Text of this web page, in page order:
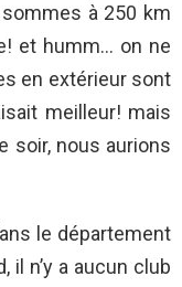
à 250 km
et humm… on ne
en extérieur sont
meilleur! mais
soir, nous aurions
le département
il n’y a aucun club